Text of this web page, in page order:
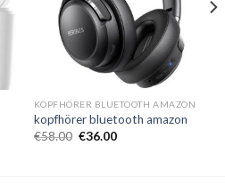
KOPFHÖRER BLUETOOTH AMAZON
kopfhörer bluetooth amazon
€58.00 €36.00